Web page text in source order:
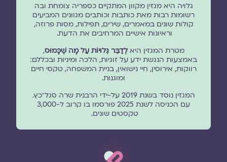
גלויה היא מגזין מקוון המתקיים כספריה צומחת ובה
רשומות רבות מאת כותבות וכותבים מגוונים המביעים
קולות שונים במאמרים, שירים, תפילות, מסות פרוזה,
וראיונות אישיים המרחיבים את הדעת.
מטרת המגזין היאלְדַבֵּר גְּלוּיוֹת עַל מָה שֶׁכָּמוּס,
באמצעות הנגשת ידע על זוגיות, הלכה ומיניות ובכללם:
רווקות, אירוסין, חיי נישואין, בניית המשפחה, טקסי חיים
ומוגנוּת.
המגזין נוסד בשנת 2019 על-ידי הרבנית שרה סגל־כץ.
עם הכניסה לשנת 2025 פורסמו בו קרוב ל-3,000
טקסטים שונים.